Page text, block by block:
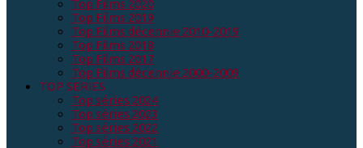
Top Films 2020
Top Films 2019
Top Films décennie 2010-2019
Top Films 2018
Top Films 2017
Top Films décennie 2000-2009
TOP SERIES
Top séries 2024
Top séries 2023
Top séries 2022
Top séries 2021